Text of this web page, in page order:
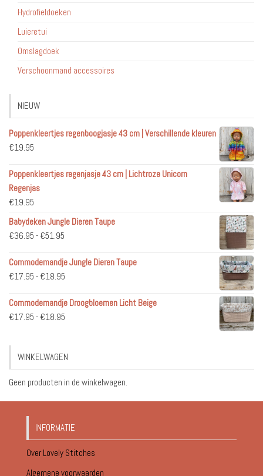
Hydrofieldoeken
Luieretui
Omslagdoek
Verschoonmand accessoires
NIEUW
Poppenkleertjes regenboogjasje 43 cm | Verschillende kleuren
€19.95
Poppenkleertjes regenjasje 43 cm | Lichtroze Unicorn
Regenjas
€19.95
Babydeken Jungle Dieren Taupe
€36.95 - €51.95
tot
€51.95
Commodemandje Jungle Dieren Taupe
€17.95 - €18.95
tot
Commodemandje Droogbloemen Licht Beige
€17.95 - €18.95
€18.95
WINKELWAGEN
Geen producten in de winkelwagen.
INFORMATIE
Over Lovely Stitches
Algemene voorwaarden